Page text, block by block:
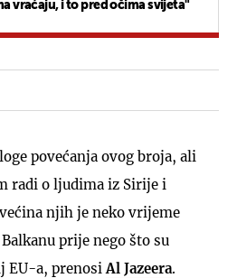
vraćaju, i to pred očima svijeta"
povećanja ovog broja, ali
radi o ljudima iz Sirije i
njih je neko vrijeme
prije nego što su
EU-a, prenosi Al Jazeera.